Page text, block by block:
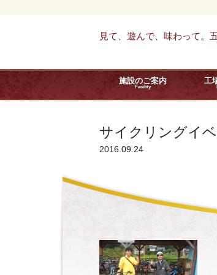
見て、遊んで、味わって。
施設のご案内
Facility
工
サイクリングイ
2016.09.24